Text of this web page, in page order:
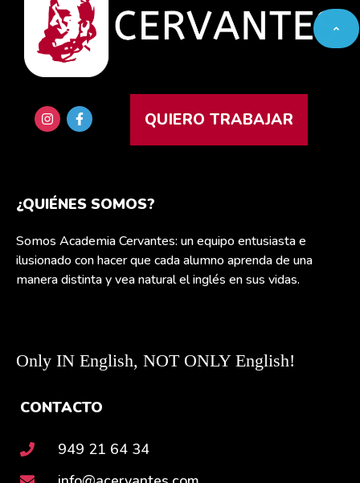
QUIERO TRABAJAR
¿QUIÉNES SOMOS?
Somos Academia Cervantes: un equipo entusiasta e
ilusionado con hacer que cada alumno aprenda de una
manera distinta y vea natural el inglés en sus vidas.
Only IN English, NOT ONLY English!
CONTACTO
949 21 64 34